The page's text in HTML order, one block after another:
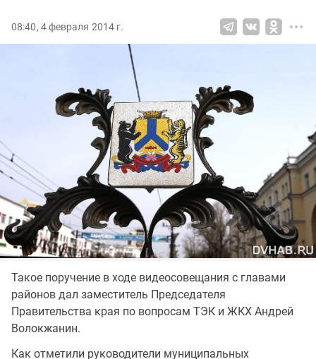
08:40, 4 февраля 2014 г.
Такое поручение в ходе видеосовещания с главами
районов дал заместитель Председателя
Правительства края по вопросам ТЭК и ЖКХ Андрей
Волокжанин.
Как отметили руководители муниципальных